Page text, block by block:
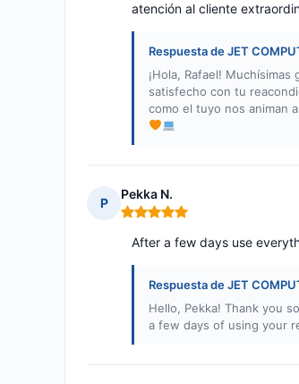
atención al cliente
Respuesta de JET
¡Hola, Rafael!
satisfecho con tu
como el tuyo nos animan
P
Pekka N.
Nota: 5 de 5
After a few days use
Respuesta de JET
Hello, Pekka! Thank you
a few days of using your